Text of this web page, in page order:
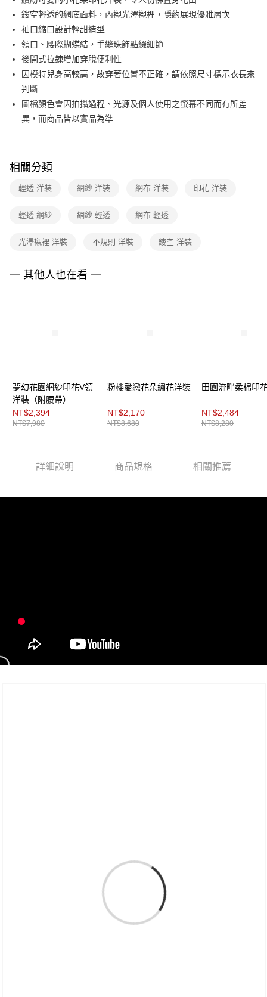
臺灣中小企業銀行
台中商業銀行
匯豐（台灣）商業銀行
聯邦商業銀行
元大商業銀行
永豐商業銀行
玉山商業銀行
台新國際商業銀行
中國信託商業銀行
台灣樂天信用卡公司
Apple Pay
街口支付
【關於「AFTEE先享後付」】
AFTEE先享後付是「在收到商品之後才付款」的支付方式。 讓您購物簡單
便利好安心！
１．簡單：不需註冊會員、不需綁卡、不需儲值。
２．便利：只要手機號碼，簡訊認證，即可結帳。
１．於結帳方式選擇「AFTEE先享後付」後，將跳轉至「AFTEE先享後付」
２．訂單成立數日內，您將收到繳費通知簡訊。
ATM／網路銀行／等多元方式進行付款，方視為交易完成。
※ 請注意：結帳手續完成當下不需立刻繳費，但若您需要取消訂單，請聯絡
後付繳納相關費用。
客戶支援中心」https://netprotections.freshdesk.com/support/home
任。
４．使用「AFTEE先享後付」時，將依據個別帳號之用戶狀況，依本公司即
時審查核予不同之上限額度；若仍有額度不足之情形，本公司將視審查結果
請求用戶進行身份認證。
５．嚴禁一人註冊多個帳號或使用他人資訊註冊。若發現惡意使用之情形，
ATM付款
運送方式
每筆NT$90，滿NT$3,600(含以上)免運費
7-11取貨付款
每筆NT$90，滿NT$3,600(含以上)免運費
免運費
鏤空輕透的網底面料，內襯光澤襯裡，隱約展現優雅層次
袖口縮口設計輕甜造型
領口、腰際蝴蝶結，手縫珠飾點綴細節
後開式拉鍊增加穿脫便利性
因模特兒身高較高，故穿著位置不正確，請依照尺寸標示衣長來
判斷
圖檔顏色會因拍攝過程、光源及個人使用之螢幕不同而有所差
異，而商品皆以實品為準
相關分類
輕透 洋裝 網紗 洋裝 網布 洋裝 印花 洋裝
輕透 網紗 網紗 輕透 網布 輕透
光澤襯裡 洋裝 不規則 洋裝 鏤空 洋裝
一 其他人也在看 一
夢幻花園網紗印花V領
洋裝（附腰帶）
NT$2,394
NT$7,980
粉櫻愛戀花朵繡花洋裝
NT$2,170
NT$8,680
田園流畔柔棉印
NT$2,484
NT$8,280
詳細說明 商品規格 相關推薦